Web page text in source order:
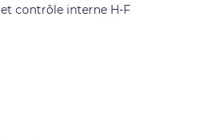
contrôle interne H-F